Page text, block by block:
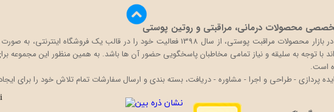
محصولات درمانی، مراقبتی و روتین پوستی
بیگ باکس با تکیه بر دانش و تجربه حضور در بازار محصولات مراقبت پوستی، از سال 1398
با توجه به سلیقه و نیاز تمامی مخاطبان پاسخگویی حضور آن ها باشد. به همین منظور این مجموعه
است.
- طراحی و اجرا - مشاوره - دریافت، بسته بندی و ارسال سفارشات تمام تلاش خود را برای